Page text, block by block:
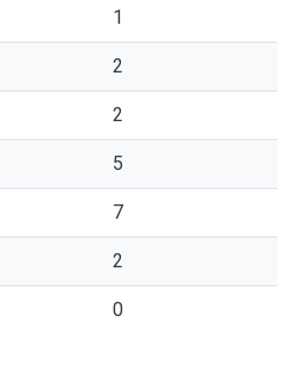
1
2
2
5
7
2
0